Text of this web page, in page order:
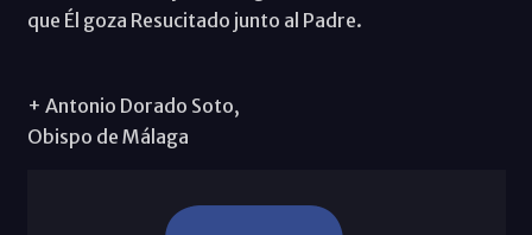
que Él goza Resucitado junto al Padre.
+ Antonio Dorado Soto,
Obispo de Málaga